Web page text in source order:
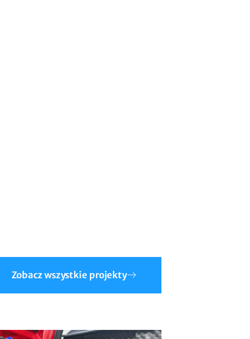
Zobacz wszystkie projekty